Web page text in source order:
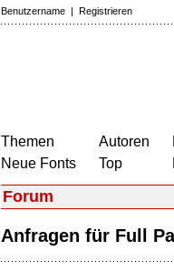
Benutzername | Registrieren
Themen
Neue Fonts
Autoren
Top
Forum
Anfragen für Full